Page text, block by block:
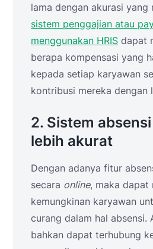
lama dengan akurasi yang
sistem penggajian atau
menggunakan HRIS dapat
berapa kompensasi yang
kepada setiap karyawan
kontribusi mereka dengan
2. Sistem
lebih akurat
Dengan adanya fitur
secara online, maka dapat
kemungkinan karyawan
curang dalam hal absensi.
bahkan dapat terhubung